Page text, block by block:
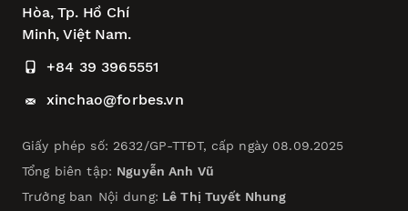
Hòa,Tp. Hồ Chí
Minh, Việt Nam.
+84 39 3965551
xinchao@forbes.vn
Giấy phép số: 2632/GP-TTĐT, cấp ngày 08.09.2025
Tổng biên tập: Nguyễn Anh Vũ
Trưởng ban Nội dung: Lê Thị Tuyết Nhung